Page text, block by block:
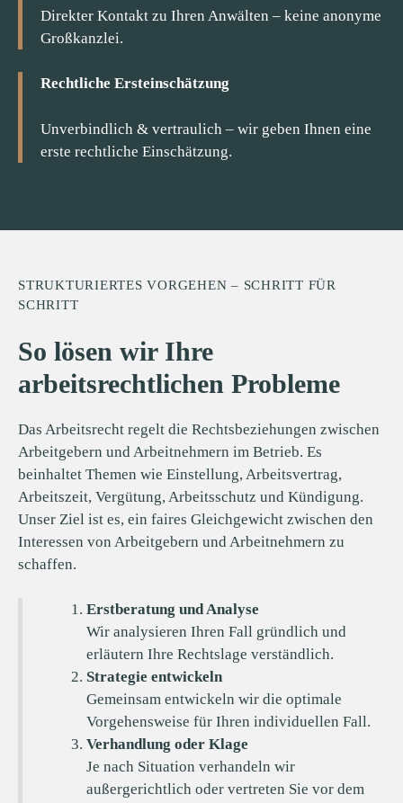
Direkter Kontakt zu Ihren Anwälten – keine anonyme
Großkanzlei.
Rechtliche Ersteinschätzung
Unverbindlich & vertraulich – wir geben Ihnen eine
erste rechtliche Einschätzung.
STRUKTURIERTES VORGEHEN – SCHRITT FÜR
SCHRITT
So lösen wir Ihre
arbeitsrechtlichen Probleme
Das Arbeitsrecht regelt die Rechtsbeziehungen zwischen
Arbeitgebern und Arbeitnehmern im Betrieb. Es
beinhaltet Themen wie Einstellung, Arbeitsvertrag,
Arbeitszeit, Vergütung, Arbeitsschutz und Kündigung.
Unser Ziel ist es, ein faires Gleichgewicht zwischen den
Interessen von Arbeitgebern und Arbeitnehmern zu
schaffen.
Erstberatung und Analyse
Wir analysieren Ihren Fall gründlich und
erläutern Ihre Rechtslage verständlich.
Strategie entwickeln
Gemeinsam entwickeln wir die optimale
Vorgehensweise für Ihren individuellen Fall.
Verhandlung oder Klage
Je nach Situation verhandeln wir
außergerichtlich oder vertreten Sie vor dem